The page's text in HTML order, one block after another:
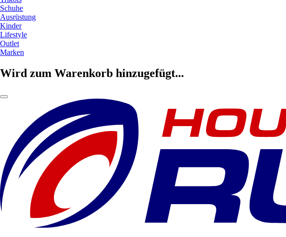
Schuhe
Ausrüstung
Kinder
Lifestyle
Outlet
Marken
Wird zum Warenkorb hinzugefügt...